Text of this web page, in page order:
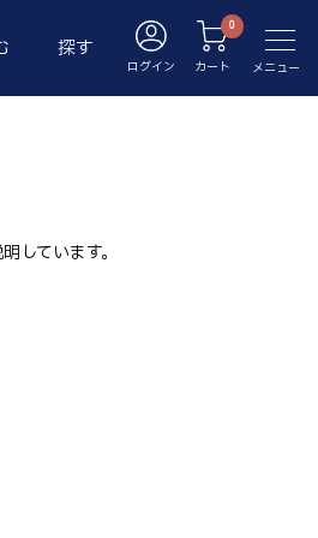
探す
ログイン カート メニュー
しています。